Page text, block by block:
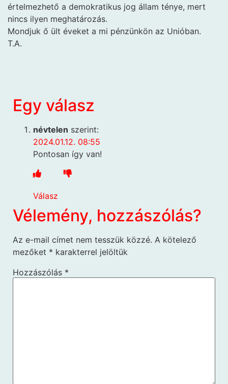
értelmezhető a demokratikus jog állam ténye, mert
nincs ilyen meghatározás.
Mondjuk ő ült éveket a mi pénzünkön az Unióban.
T.A.
Egy válasz
névtelen szerint:
2024.01.12. 08:55
Pontosan így van!
Válasz
Vélemény, hozzászólás?
Az e-mail címet nem tesszük közzé. A kötelező
mezőket * karakterrel jelöltük
Hozzászólás *